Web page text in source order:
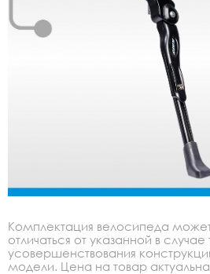
Комплектация велосипеда
отличаться от указанной в случае
усовершенствования
модели. Цена на товар актуальна